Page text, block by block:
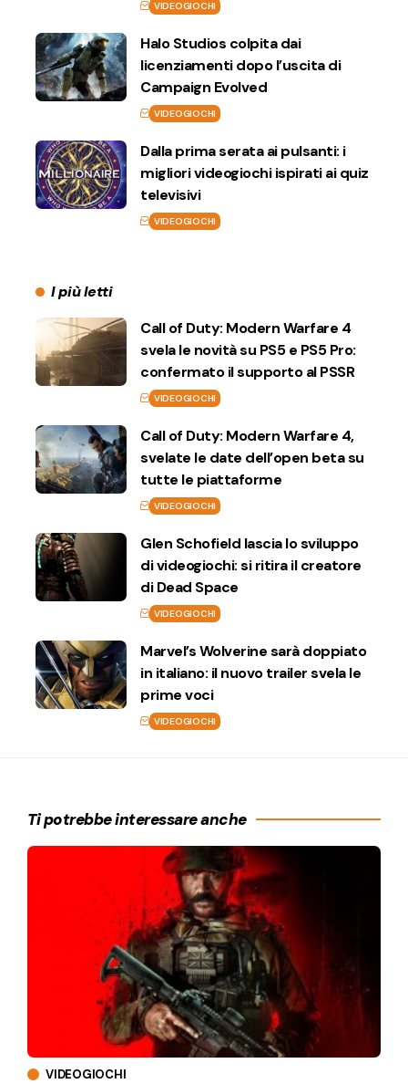
VIDEOGIOCHI
Halo Studios colpita dai
licenziamenti dopo l’uscita di
Campaign Evolved
VIDEOGIOCHI
Dalla prima serata ai pulsanti: i
migliori videogiochi ispirati ai quiz
televisivi
VIDEOGIOCHI
I più letti
Call of Duty: Modern Warfare 4
svela le novità su PS5 e PS5 Pro:
confermato il supporto al PSSR
VIDEOGIOCHI
Call of Duty: Modern Warfare 4,
svelate le date dell’open beta su
tutte le piattaforme
VIDEOGIOCHI
Glen Schofield lascia lo sviluppo
di videogiochi: si ritira il creatore
di Dead Space
VIDEOGIOCHI
Marvel’s Wolverine sarà doppiato
in italiano: il nuovo trailer svela le
prime voci
VIDEOGIOCHI
Ti potrebbe interessare anche
VIDEOGIOCHI